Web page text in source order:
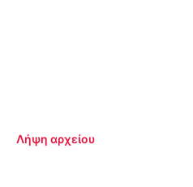
Λήψη αρχείου